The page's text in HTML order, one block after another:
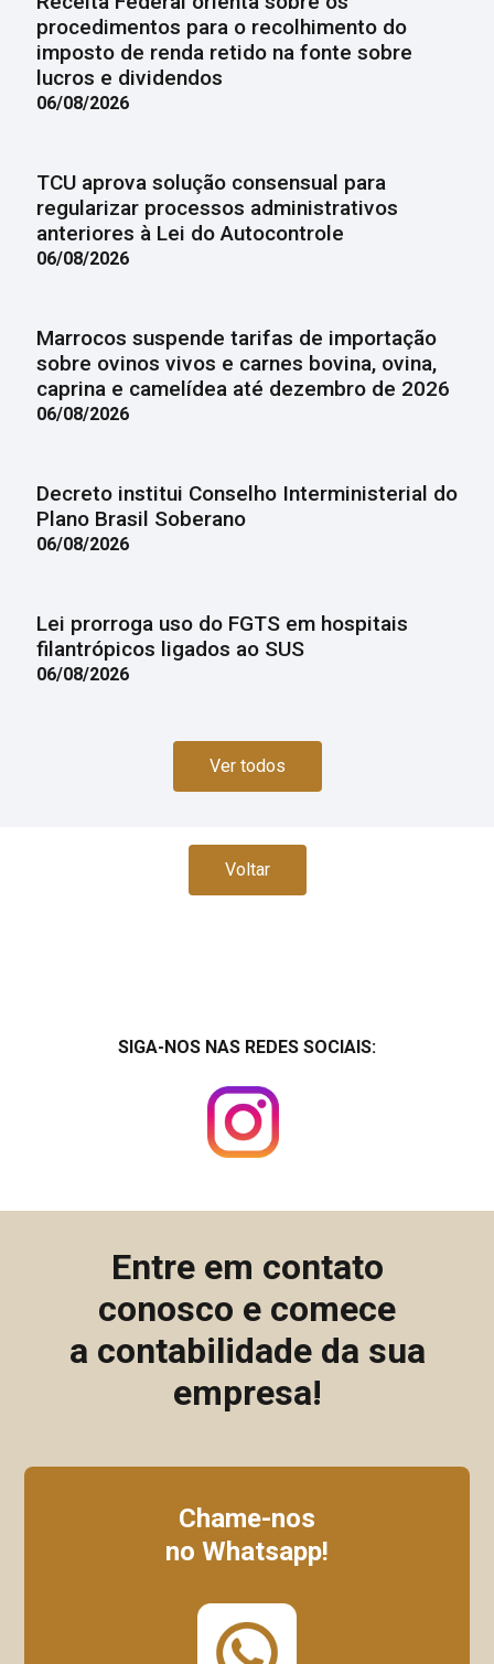
procedimentos para o recolhimento do
imposto de renda retido na fonte sobre
lucros e dividendos
06/08/2026
TCU aprova solução consensual para
regularizar processos administrativos
anteriores à Lei do Autocontrole
06/08/2026
Marrocos suspende tarifas de importação
sobre ovinos vivos e carnes bovina, ovina,
caprina e camelídea até dezembro de 2026
06/08/2026
Decreto institui Conselho Interministerial do
Plano Brasil Soberano
06/08/2026
Lei prorroga uso do FGTS em hospitais
filantrópicos ligados ao SUS
06/08/2026
Ver todos
Voltar
SIGA-NOS NAS REDES SOCIAIS:
Entre em contato
conosco e comece
a contabilidade da sua
empresa!
Chame-nos
no Whatsapp!